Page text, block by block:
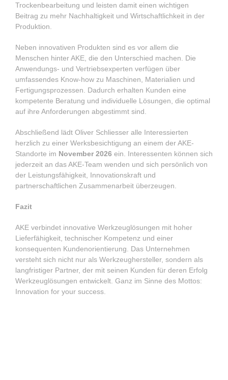
Trockenbearbeitung und leisten damit einen wichtigen
Beitrag zu mehr Nachhaltigkeit und Wirtschaftlichkeit in der
Produktion.
Neben innovativen Produkten sind es vor allem die
Menschen hinter AKE, die den Unterschied machen. Die
Anwendungs- und Vertriebsexperten verfügen über
umfassendes Know-how zu Maschinen, Materialien und
Fertigungsprozessen. Dadurch erhalten Kunden eine
kompetente Beratung und individuelle Lösungen, die optimal
auf ihre Anforderungen abgestimmt sind.
Abschließend lädt Oliver Schliesser alle Interessierten
herzlich zu einer Werksbesichtigung an einem der AKE-
Standorte im November 2026 ein. Interessenten können sich
jederzeit an das AKE-Team wenden und sich persönlich von
der Leistungsfähigkeit, Innovationskraft und
partnerschaftlichen Zusammenarbeit überzeugen.
Fazit
AKE verbindet innovative Werkzeuglösungen mit hoher
Lieferfähigkeit, technischer Kompetenz und einer
konsequenten Kundenorientierung. Das Unternehmen
versteht sich nicht nur als Werkzeughersteller, sondern als
langfristiger Partner, der mit seinen Kunden für deren Erfolg
Werkzeuglösungen entwickelt. Ganz im Sinne des Mottos:
Innovation for your success.